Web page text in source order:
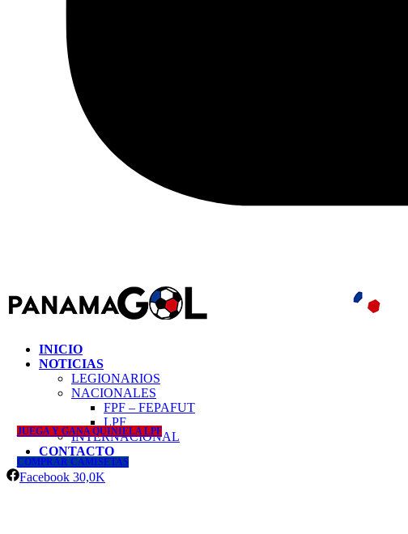
INICIO
NOTICIAS
LEGIONARIOS
NACIONALES
FPF – FEPAFUT
LPF
INTERNACIONAL
CONTACTO
JUEGA Y GANA QUINIELA LPF
COMPRAR CAMISETAS
Facebook 30,0K